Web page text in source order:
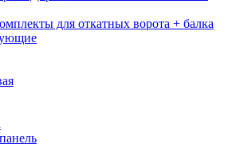
для откатных ворота + балка